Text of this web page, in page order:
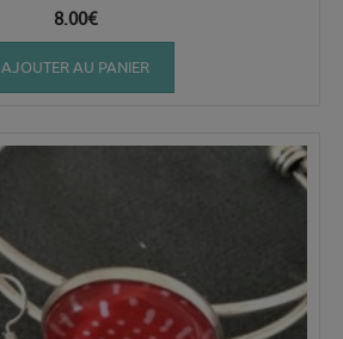
8.00€
AJOUTER AU PANIER